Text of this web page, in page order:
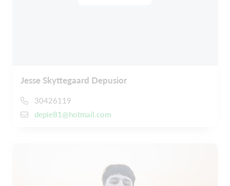
Jesse Skyttegaard Depusior
30426119
depie81@hotmail.com